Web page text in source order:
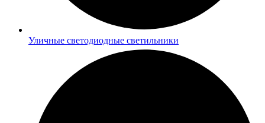
Уличные светодиодные светильники